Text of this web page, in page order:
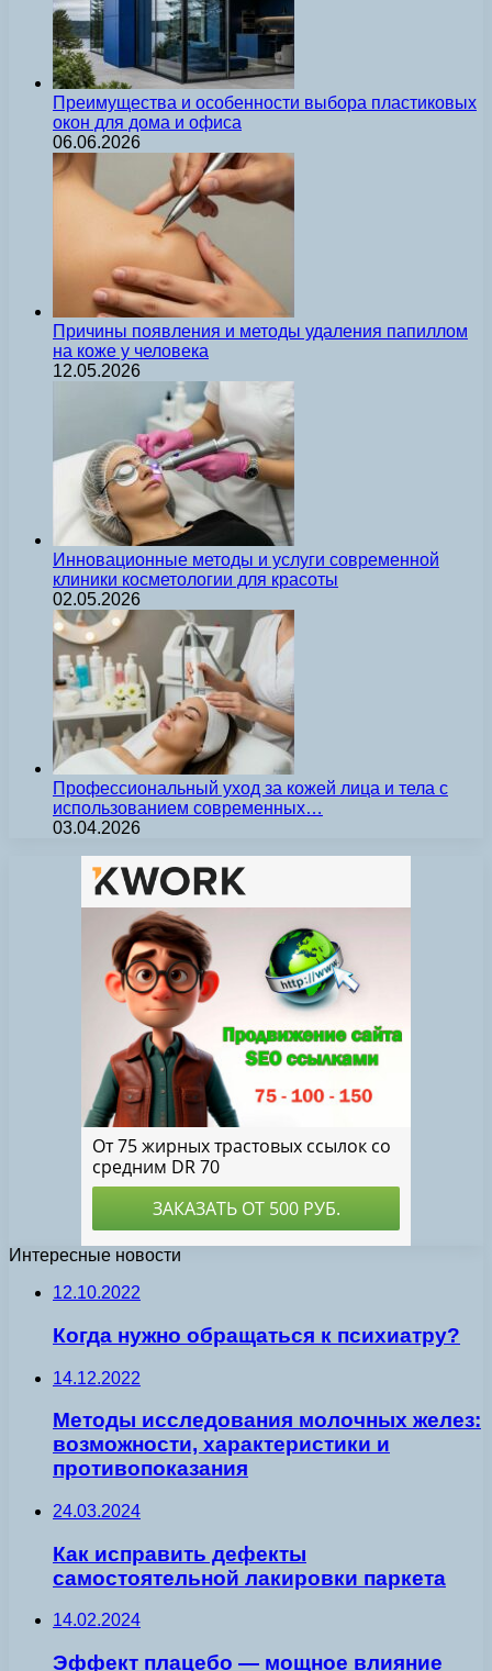
Преимущества и особенности выбора пластиковых
окон для дома и офиса
06.06.2026
Причины появления и методы удаления папиллом
на коже у человека
12.05.2026
Инновационные методы и услуги современной
клиники косметологии для красоты
02.05.2026
Профессиональный уход за кожей лица и тела с
использованием современных…
03.04.2026
Интересные новости
12.10.2022
Когда нужно обращаться к психиатру?
14.12.2022
Методы исследования молочных желез:
возможности, характеристики и
противопоказания
24.03.2024
Как исправить дефекты
самостоятельной лакировки паркета
14.02.2024
Эффект плацебо — мощное влияние